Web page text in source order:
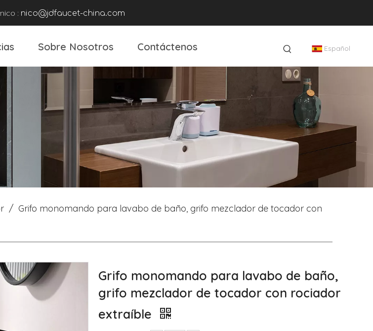
: nico@jdfaucet-china.com
Sobre Nosotros Contáctenos Español
/ Grifo monomando para lavabo de baño, grifo mezclador de tocador con
Grifo monomando para lavabo de baño,
grifo mezclador de tocador con rociador
extraíble